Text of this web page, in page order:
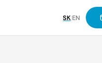
SK|EN